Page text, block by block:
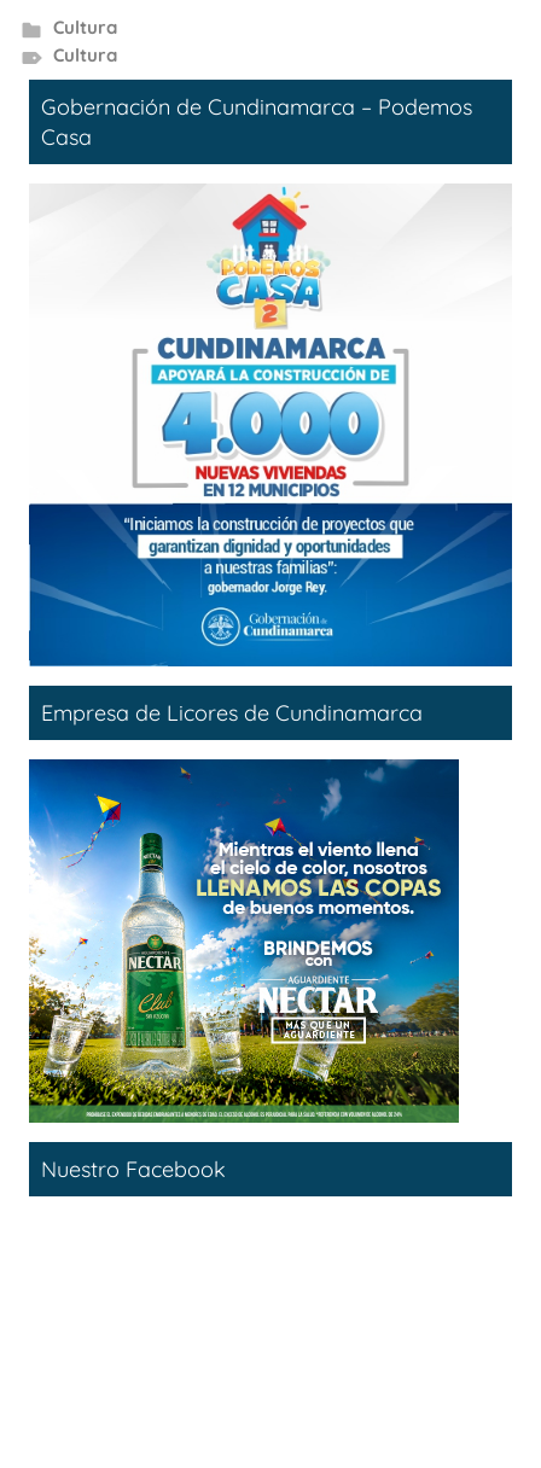
Cultura
Cultura
Gobernación de Cundinamarca – Podemos
Casa
Empresa de Licores de Cundinamarca
Nuestro Facebook